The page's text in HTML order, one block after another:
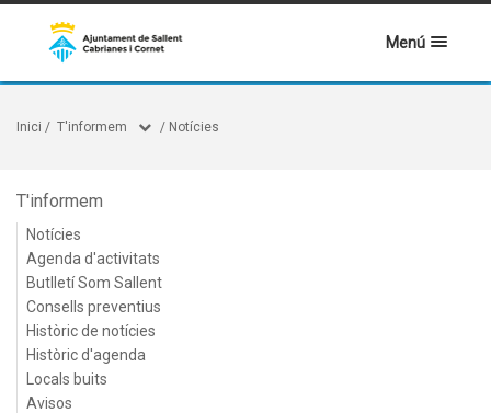
Menú
Inici / T'informem / Notícies
T'informem
Notícies
Agenda d'activitats
Butlletí Som Sallent
Consells preventius
Històric de notícies
Històric d'agenda
Locals buits
Avisos